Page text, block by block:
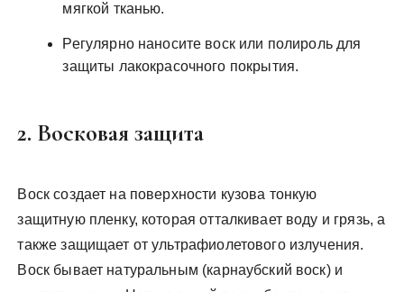
мягкой тканью.
Регулярно наносите воск или полироль для
защиты лакокрасочного покрытия.
2. Восковая защита
Воск создает на поверхности кузова тонкую
защитную пленку, которая отталкивает воду и грязь, а
также защищает от ультрафиолетового излучения.
Воск бывает натуральным (карнаубский воск) и